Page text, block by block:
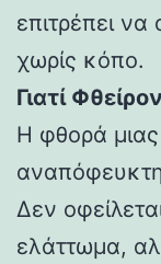
επιτρέπει
χωρίς κόπο.
Γιατί
Η φθορά μιας
αναπόφευκτη
Δεν
ελάττωμα,